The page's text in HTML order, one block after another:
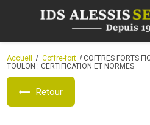
Accueil Coffre-fort
COFFRES FORTS
TOULON : CERTIFICATION ET NORMES
Retour